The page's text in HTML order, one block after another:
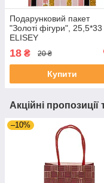
Подарунковий пакет
"Золоті фігури",
ELISEY
18 ₴ 20 ₴
Купити
Акційні пропозиції
–10%